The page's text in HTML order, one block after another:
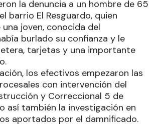
la denuncia a un hombre de 65
barrio El Resguardo, quien
joven, conocida del
burlado su confianza y le
tarjetas y una importante
los efectivos empezaron las
con intervención del
y Correccional 5 de
así también la investigación en
aportados por el damnificado.